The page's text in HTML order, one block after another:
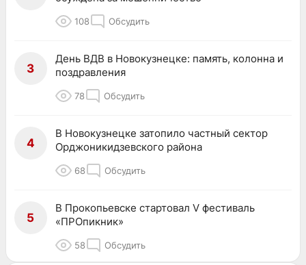
108 Обсудить
3
День ВДВ в Новокузнецке: память, колонна и
поздравления
78 Обсудить
4
В Новокузнецке затопило частный сектор
Орджоникидзевского района
68 Обсудить
5
В Прокопьевске стартовал V фестиваль
«ПРОпикник»
58 Обсудить